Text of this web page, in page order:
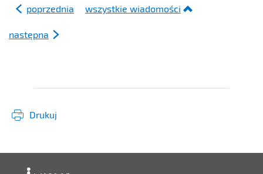
poprzednia wszystkie wiadomości
następna
Drukuj